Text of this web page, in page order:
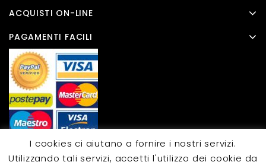
ACQUISTI ON-LINE
PAGAMENTI FACILI
I cookies ci aiutano a fornire i nostri servizi.
Utilizzando tali servizi, accetti l'utilizzo dei cookie da